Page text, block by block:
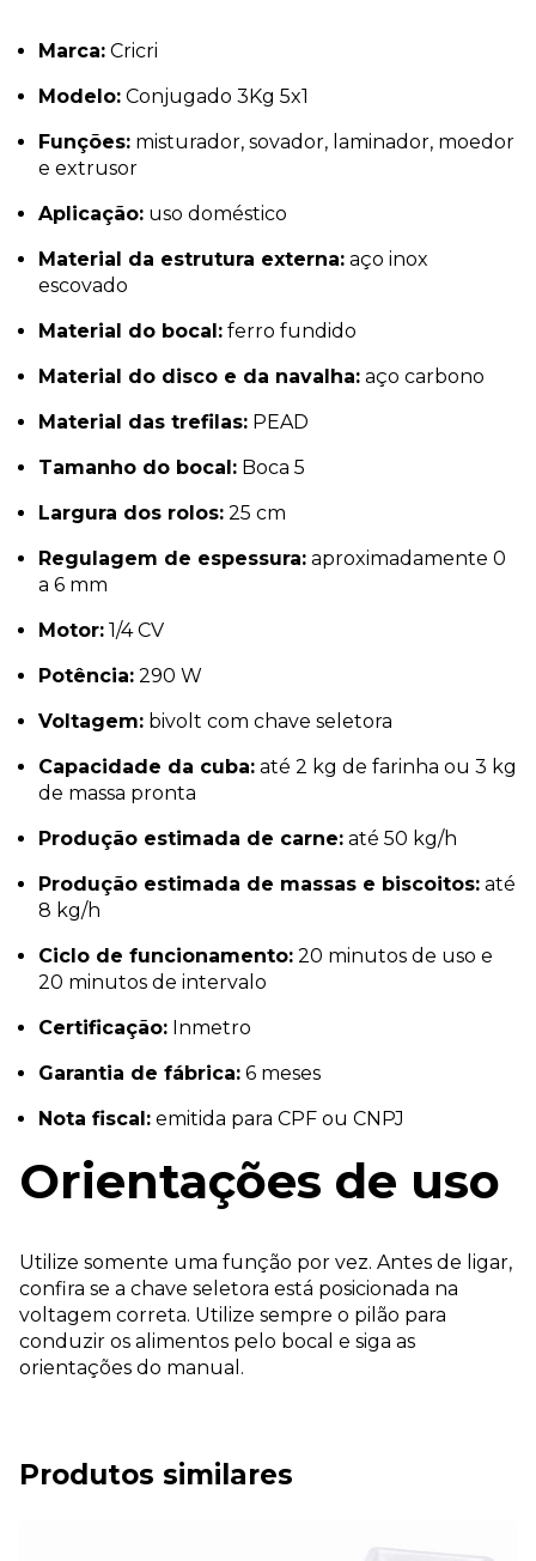
Marca: Cricri
Modelo: Conjugado 3Kg 5x1
Funções: misturador, sovador, laminador, moedor
e extrusor
Aplicação: uso doméstico
Material da estrutura externa: aço inox
escovado
Material do bocal: ferro fundido
Material do disco e da navalha: aço carbono
Material das trefilas: PEAD
Tamanho do bocal: Boca 5
Largura dos rolos: 25 cm
Regulagem de espessura: aproximadamente 0
a 6 mm
Motor: 1/4 CV
Potência: 290 W
Voltagem: bivolt com chave seletora
Capacidade da cuba: até 2 kg de farinha ou 3 kg
de massa pronta
Produção estimada de carne: até 50 kg/h
Produção estimada de massas e biscoitos: até
8 kg/h
Ciclo de funcionamento: 20 minutos de uso e
20 minutos de intervalo
Certificação: Inmetro
Garantia de fábrica: 6 meses
Nota fiscal: emitida para CPF ou CNPJ
Orientações de uso
Utilize somente uma função por vez. Antes de ligar,
confira se a chave seletora está posicionada na
voltagem correta. Utilize sempre o pilão para
conduzir os alimentos pelo bocal e siga as
orientações do manual.
Produtos similares